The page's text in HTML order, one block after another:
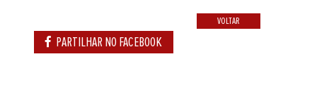
VOLTAR
PARTILHAR NO FACEBOOK